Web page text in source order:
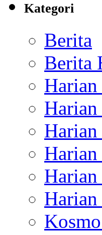
Kategori
Berita
Berita
Harian
Harian